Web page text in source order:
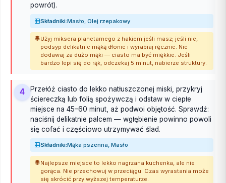
powrót).
Składniki:Masło, Olej rzepakowy
Użyj miksera planetarnego z hakiem jeśli masz; jeśli nie,
podsyp delikatnie mąką dłonie i wyrabiaj ręcznie. Nie
dodawaj za dużo mąki — ciasto ma być miękkie. Jeśli
bardzo lepi się do rąk, odczekaj 5 minut, nabierze struktury.
4
Przełóż ciasto do lekko natłuszczonej miski, przykryj
ściereczką lub folią spożywczą i odstaw w ciepłe
miejsce na 45–60 minut, aż podwoi objętość. Sprawdź:
naciśnij delikatnie palcem — wgłębienie powinno powoli
się cofać i częściowo utrzymywać ślad.
Składniki:Mąka pszenna, Masło
Najlepsze miejsce to lekko nagrzana kuchenka, ale nie
gorąca. Nie przechowuj w przeciągu. Czas wyrastania może
się skrócić przy wyższej temperaturze.